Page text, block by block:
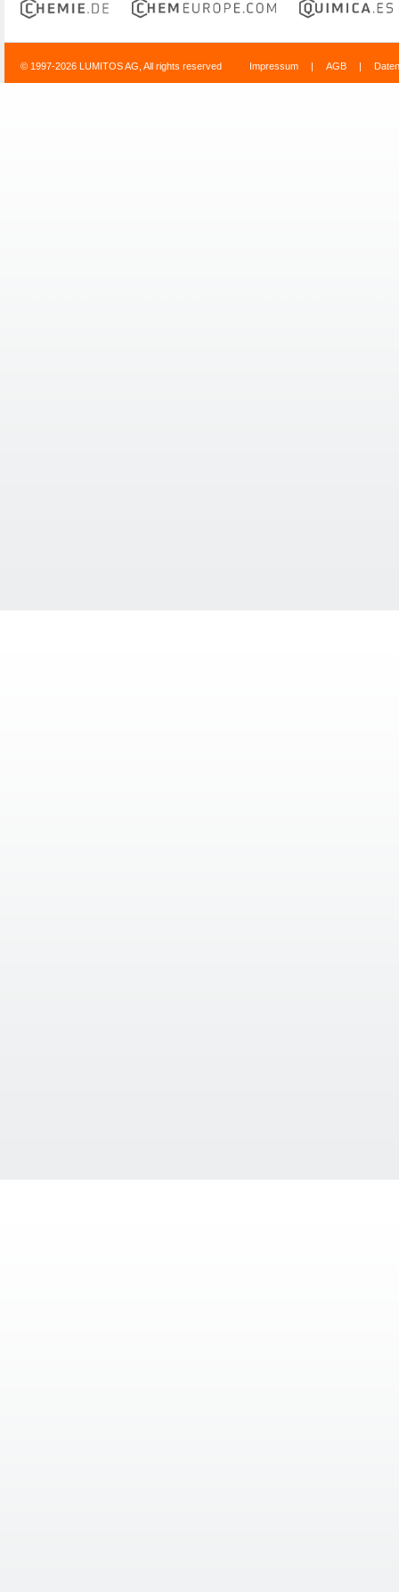
© 1997-2026 LUMITOS AG, All rights reserved Impressum | AGB |